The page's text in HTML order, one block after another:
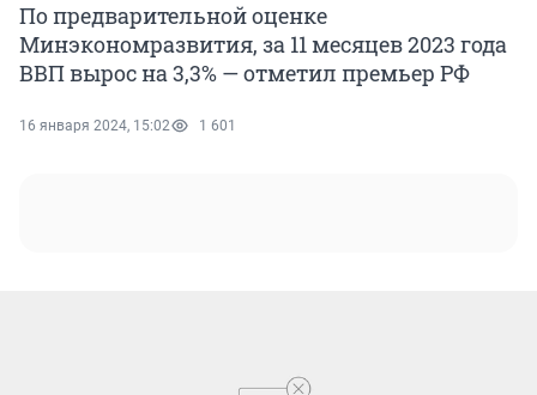
По предварительной оценке
Минэкономразвития, за 11 месяцев 2023 года
ВВП вырос на 3,3% — отметил премьер РФ
16 января 2024, 15:02 1 601